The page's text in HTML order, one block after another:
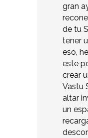
gran
de tu
tener
eso,
este
crear
Vastu
altar
un